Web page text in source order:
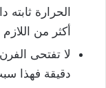
الحرارة
أكثر من
دقيقة فهذا